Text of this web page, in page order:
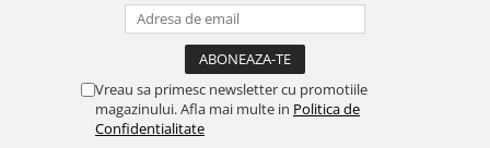
Vreau sa primesc newsletter cu promotiile
magazinului. Afla mai multe in Politica de
Confidentialitate